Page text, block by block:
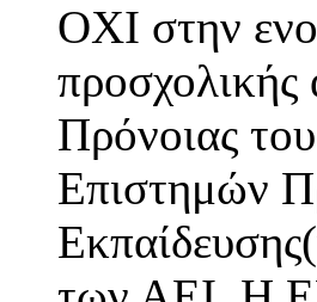
ΟΧΙ στην
Πρόνοιας
Επιστημών